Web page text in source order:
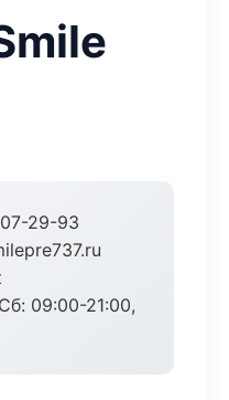
29-93
09:00-21:00,